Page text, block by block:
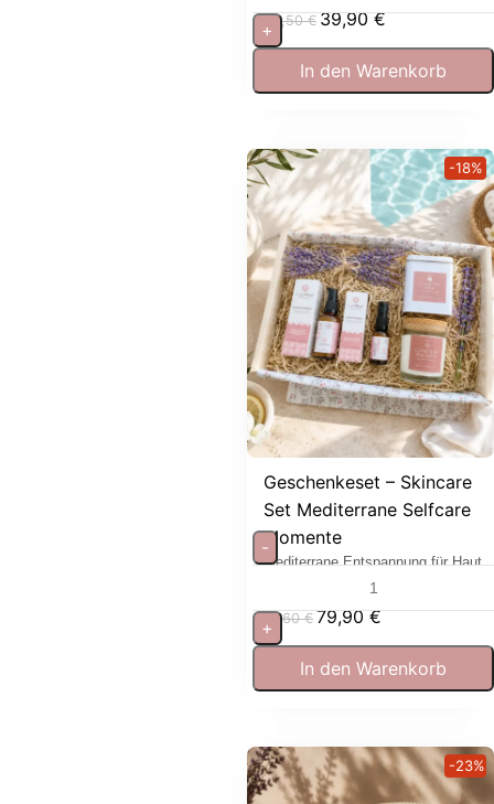
53,50€ 39,90€
+
In den Warenkorb
Geschenkeset – Skincare
Set Mediterrane Selfcare
Momente
Mediterrane Entspannung für Haut
-18%
97,60€ 79,90€
-
+
In den Warenkorb
-23%